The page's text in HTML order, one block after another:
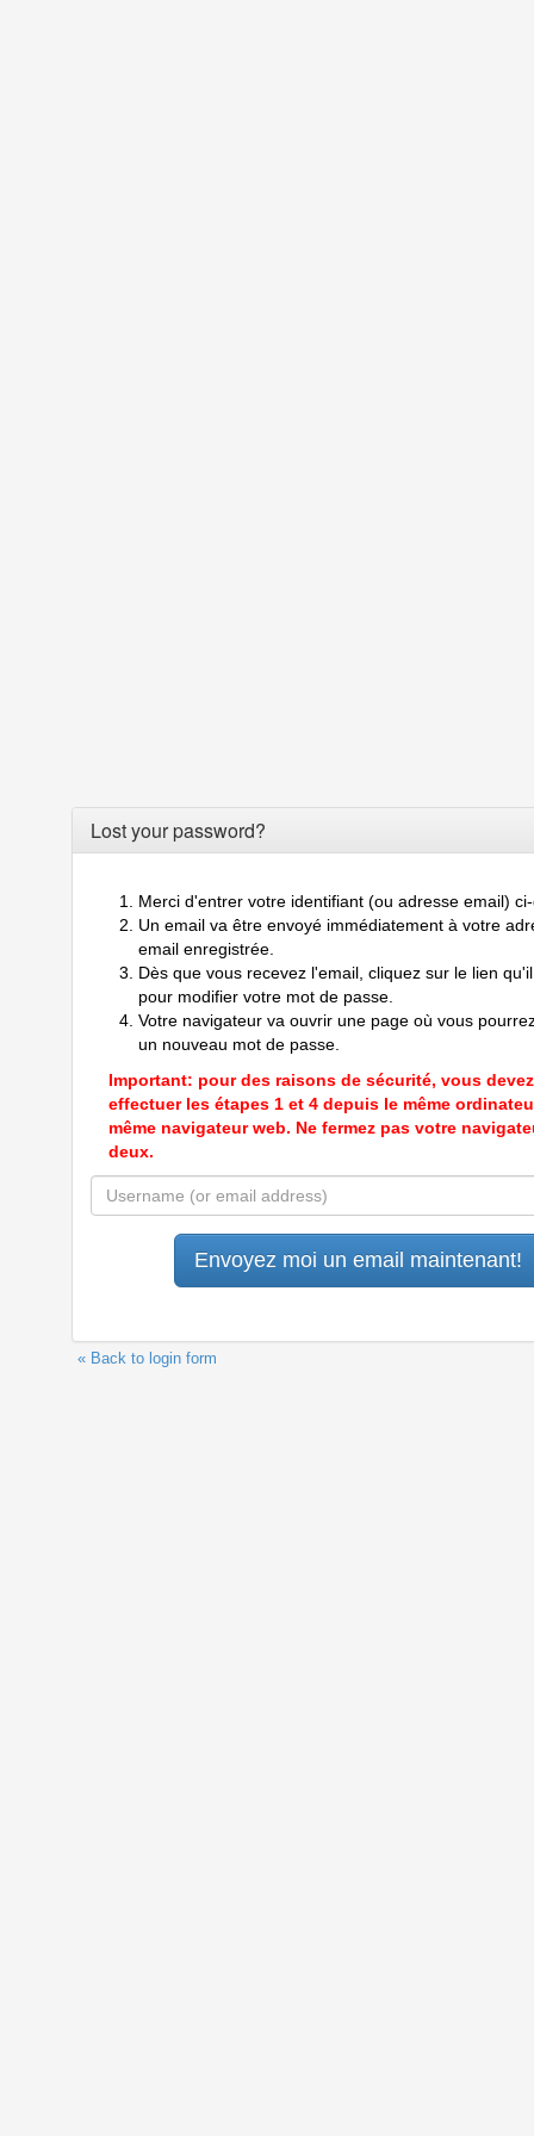
Lost your password?
Merci d'entrer votre identifiant (ou adresse email)
Un email va être envoyé immédiatement à votre
email enregistrée.
Dès que vous recevez l'email, cliquez sur le lien
pour modifier votre mot de passe.
Votre navigateur va ouvrir une page où vous
un nouveau mot de passe.
Important: pour des raisons de sécurité, vous devez
effectuer les étapes 1 et 4 depuis le même
même navigateur web. Ne fermez pas votre
deux.
« Back to login form